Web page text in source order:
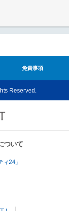
免責事項
Reserved.
ついて
24」